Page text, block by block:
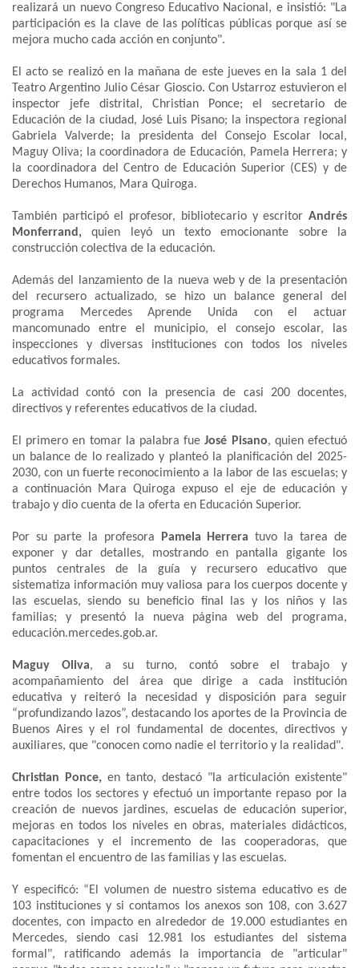
realizará un nuevo Congreso Educativo Nacional, e insistió: "La
participación es la clave de las políticas públicas porque así se
mejora mucho cada acción en conjunto".
El acto se realizó en la mañana de este jueves en la sala 1 del
Teatro Argentino Julio César Gioscio. Con Ustarroz estuvieron el
inspector jefe distrital, Christian Ponce; el secretario de
Educación de la ciudad, José Luis Pisano; la inspectora regional
Gabriela Valverde; la presidenta del Consejo Escolar local,
Maguy Oliva; la coordinadora de Educación, Pamela Herrera; y
la coordinadora del Centro de Educación Superior (CES) y de
Derechos Humanos, Mara Quiroga.
También participó el profesor, bibliotecario y escritor Andrés
Monferrand, quien leyó un texto emocionante sobre la
construcción colectiva de la educación.
Además del lanzamiento de la nueva web y de la presentación
del recursero actualizado, se hizo un balance general del
programa Mercedes Aprende Unida con el actuar
mancomunado entre el municipio, el consejo escolar, las
inspecciones y diversas instituciones con todos los niveles
educativos formales.
La actividad contó con la presencia de casi 200 docentes,
directivos y referentes educativos de la ciudad.
El primero en tomar la palabra fueJosé Pisano, quien efectuó
un balance de lo realizado y planteó la planificación del 2025-
2030, con un fuerte reconocimiento a la labor de las escuelas; y
a continuación Mara Quiroga expuso el eje de educación y
trabajo y dio cuenta de la oferta en Educación Superior.
Por su parte la profesora Pamela Herrera tuvo la tarea de
exponer y dar detalles, mostrando en pantalla gigante los
puntos centrales de la guía y recursero educativo que
sistematiza información muy valiosa para los cuerpos docente y
las escuelas, siendo su beneficio final las y los niños y las
familias; y presentó la nueva página web del programa,
educación.mercedes.gob.ar.
Maguy Oliva, a su turno, contó sobre el trabajo y
acompañamiento del área que dirige a cada institución
educativa y reiteró la necesidad y disposición para seguir
“profundizando lazos”, destacando los aportes de la Provincia de
Buenos Aires y el rol fundamental de docentes, directivos y
auxiliares, que "conocen como nadie el territorio y la realidad".
Christian Ponce, en tanto, destacó "la articulación existente"
entre todos los sectores y efectuó un importante repaso por la
creación de nuevos jardines, escuelas de educación superior,
mejoras en todos los niveles en obras, materiales didácticos,
capacitaciones y el incremento de las cooperadoras, que
fomentan el encuentro de las familias y las escuelas.
Y especificó: “El volumen de nuestro sistema educativo es de
103 instituciones y si contamos los anexos son 108, con 3.627
docentes, con impacto en alrededor de 19.000 estudiantes en
Mercedes, siendo casi 12.981 los estudiantes del sistema
formal", ratificando además la importancia de "articular"